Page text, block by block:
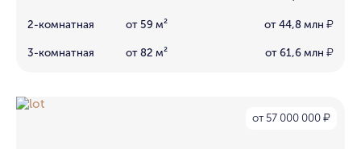
2-комнатная от 59 м² от 44,8 млн ₽
3-комнатная от 82 м² от 61,6 млн ₽
от 57 000 000 ₽